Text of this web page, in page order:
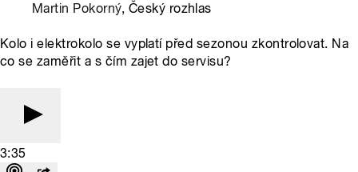
Martin Pokorný, Český rozhlas
Kolo i elektrokolo se vyplatí před sezonou zkontrolovat. Na
co se zaměřit a s čím zajet do servisu?
3:35